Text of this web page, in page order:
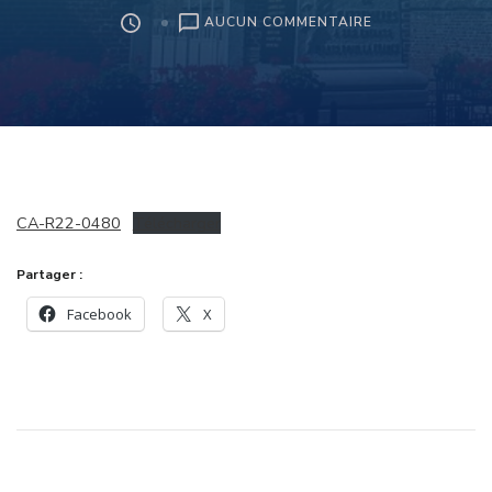
AUCUN COMMENTAIRESUR
CA-R22-0480
Partager :
Facebook X